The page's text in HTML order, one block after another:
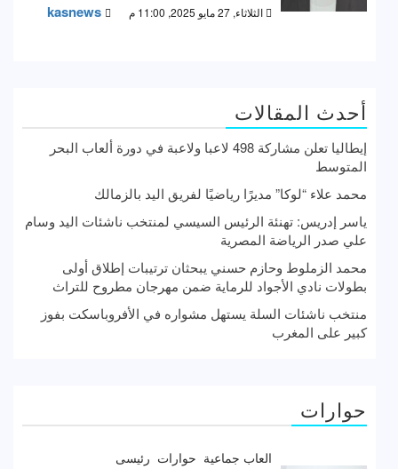
الثلاثاء, 27 مايو 2025, 11:00 م kasnews
أحدث المقالات
إيطاليا تعلن مشاركة 498 لاعبا ولاعبة في دورة ألعاب البحر
المتوسط
محمد علاء “لوكا” مديرًا رياضيًا لفريق اليد بالزمالك
ياسر إدريس: تهنئة الرئيس السيسي لمنتخب ناشئات اليد وسام
علي صدر الرياضة المصرية
محمد الزملوط وحازم حسني يبحثان ترتيبات إطلاق أولى
بطولات نادي الأجواد للرماية ضمن مهرجان مطروح للتراث
منتخب ناشئات السلة يستهل مشواره في الأفروباسكت بفوز
كبير على المغرب
حوارات
العاب جماعية حوارات رئيسى